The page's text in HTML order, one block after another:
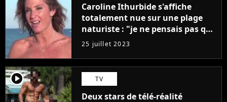
Caroline Ithurbide s'affiche
totalement nue sur une plage
naturiste : "je ne pensais pas que
j'arriverais à le faire..."
25 juillet 2023
player2 TV
Deux stars de télé-réalité